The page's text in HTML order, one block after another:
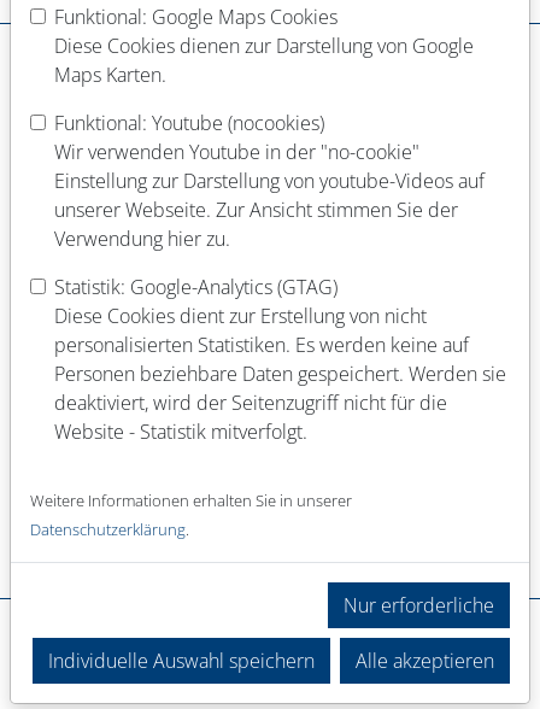
Schulabschluss
Abgeschlossene Berufsausbildung
Laufende Berufsausbildung
Abgeschlossenes Studium (Fach)
Laufendes Studium (Fach)
Funktional: Google Maps Cookies
Diese Cookies dienen zur Darstellung von Google
Maps Karten.
Funktional: Youtube (nocookies)
Wir verwenden Youtube in der "no-cookie"
Einstellung zur Darstellung von youtube-Videos auf
unserer Webseite. Zur Ansicht stimmen Sie der
Verwendung hier zu.
Statistik: Google-Analytics (GTAG)
Diese Cookies dient zur Erstellung von nicht
personalisierten Statistiken. Es werden keine auf
Personen beziehbare Daten gespeichert. Werden sie
deaktiviert, wird der Seitenzugriff nicht für die
Website - Statistik mitverfolgt.
Weitere Informationen erhalten Sie in unserer
Datenschutzerklärung.
Nur erforderliche
Individuelle Auswahl speichern Alle akzeptieren